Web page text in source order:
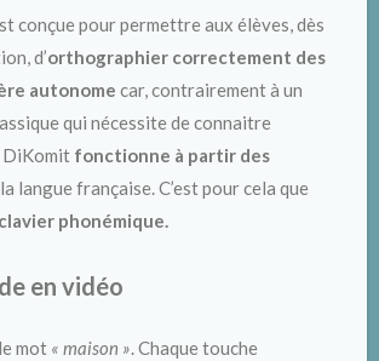
conçue pour permettre aux élèves, dès
d’orthographier correctement des
autonome car, contrairement à un
qui nécessite de connaitre
DiKomit fonctionne à partir des
langue française. C’est pour cela que
clavier phonémique.
en vidéo
mot « maison ». Chaque touche